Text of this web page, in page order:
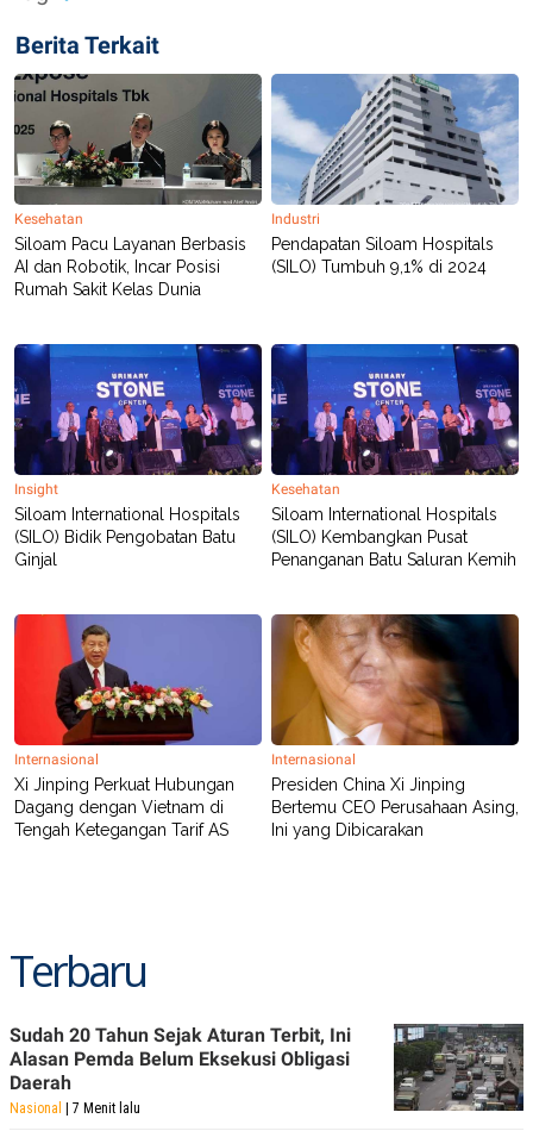
Berita Terkait
Kesehatan
Siloam Pacu Layanan Berbasis
AI dan Robotik, Incar Posisi
Rumah Sakit Kelas Dunia
Industri
Pendapatan Siloam Hospitals
(SILO) Tumbuh 9,1% di 2024
Insight
Siloam International Hospitals
(SILO) Bidik Pengobatan Batu
Ginjal
Kesehatan
Siloam International Hospitals
(SILO) Kembangkan Pusat
Penanganan Batu Saluran Kemih
Internasional
Xi Jinping Perkuat Hubungan
Dagang dengan Vietnam di
Tengah Ketegangan Tarif AS
Internasional
Presiden China Xi Jinping
Bertemu CEO Perusahaan Asing,
Ini yang Dibicarakan
Terbaru
Sudah 20 Tahun Sejak Aturan Terbit, Ini
Alasan Pemda Belum Eksekusi Obligasi
Daerah
Nasional | 7 Menit lalu